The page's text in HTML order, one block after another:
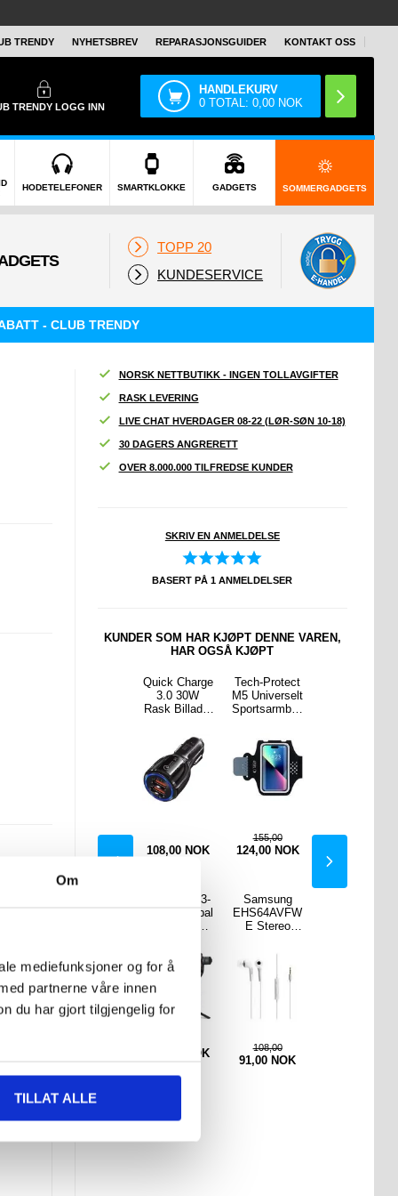
Om
mediefunksjoner og for å
partnerne våre innen
du har gjort tilgjengelig for
TILLAT ALLE
TRENDY NYHETSBREV REPARASJONSGUIDER KONTAKT OSS
TRENDYLOGG INN
HANDLEKURV
0 TOTAL:0,00 NOK
HODETELEFONER SMARTKLOKKE GADGETS SOMMERGADGETS
TOPP 20
KUNDESERVICE
- CLUB TRENDY
NORSK NETTBUTIKK - INGEN TOLLAVGIFTER
RASK LEVERING
LIVE CHAT HVERDAGER 08-22 (LØR-SØN 10-18)
30 DAGERS ANGRERETT
OVER 8.000.000 TILFREDSE KUNDER
SKRIV EN ANMELDELSE
BASERT PÅ1 ANMELDELSER
KUNDER SOM HAR KJØPT DENNE VAREN,
HAR OGSÅ KJØPT
-
Quick Charge
3.0 30W
Rask Billader
USB - Svart
108,00 NOK
Håndholdt 3-
Akset Gimbal
NOK
Tech-Protect
M5 Universelt
Sportsarmbån
alle
treningsøkter
- svart
155,00
124,00 NOK
Samsung
EHS64AVFW
E Stereo
Hvit
108,00
91,00 NOK